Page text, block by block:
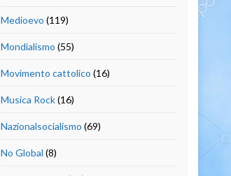
Medioevo (119)
Mondialismo (55)
Movimento cattolico (16)
Musica Rock(16)
Nazionalsocialismo (69)
No Global (8)